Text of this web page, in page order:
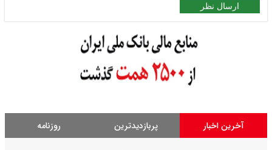
ارسال نظر
آخرین اخبار پربازدیدترین روزنامه